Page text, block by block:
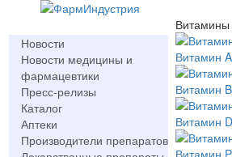
Новости
Новости медицины и
фармацевтики
Пресс-релизы
Каталог
Аптеки
Производители препаратов
Витамины
Витамин A
Витамин
Витамин D
Витамин